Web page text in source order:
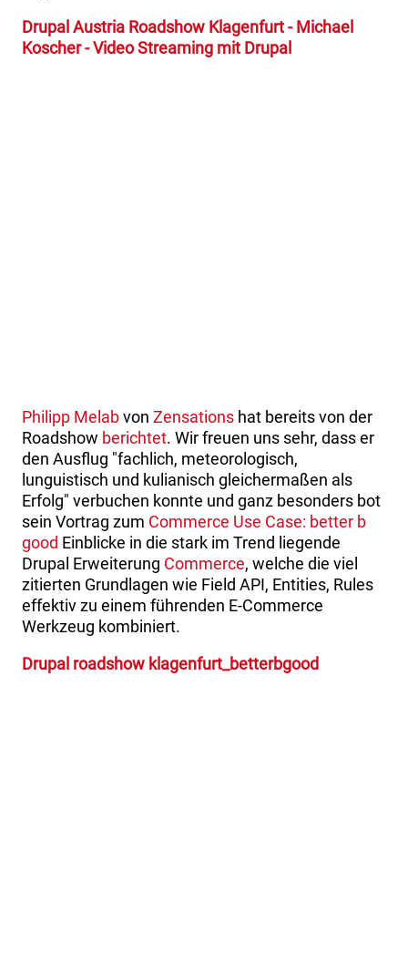
Drupal Austria Roadshow Klagenfurt - Michael
Koscher - Video Streaming mit Drupal
Philipp Melabvon Zensations hat bereits von der
Roadshow berichtet. Wir freuen uns sehr, dass er
den Ausflug "fachlich, meteorologisch,
lunguistisch und kulianisch gleichermaßen als
Erfolg" verbuchen konnte und ganz besonders bot
sein Vortrag zum Commerce Use Case: better b
good Einblicke in die stark im Trend liegende
Drupal Erweiterung Commerce, welche die viel
zitierten Grundlagen wie Field API, Entities, Rules
effektiv zu einem führenden E-Commerce
Werkzeug kombiniert.
Drupal roadshow klagenfurt_betterbgood